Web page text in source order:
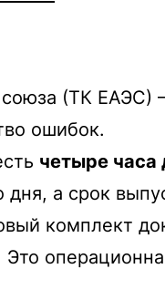
(ТК
ошибок.
четыре часа
а срок
комплект